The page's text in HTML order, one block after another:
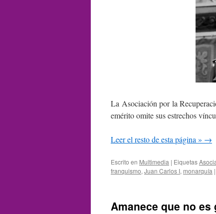
La Asociación por la
emérito omite sus estrechos
Leer el resto de esta página » →
Escrito en Multimedia | Eiquetas
franquismo, Juan Carlos I, monarquía |
Amanece que no es